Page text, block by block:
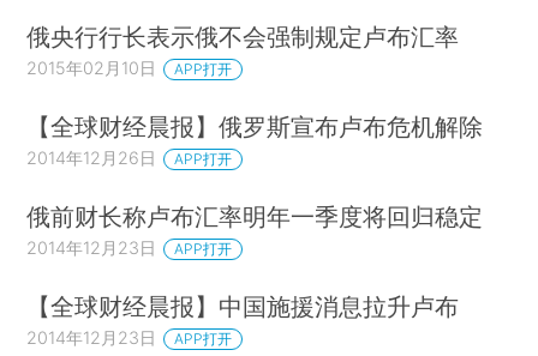
俄央行行长表示俄不会强制规定卢布汇率
2015年02月10日 APP打开
【全球财经晨报】俄罗斯宣布卢布危机解除
2014年12月26日 APP打开
俄前财长称卢布汇率明年一季度将回归稳定
2014年12月23日 APP打开
【全球财经晨报】中国施援消息拉升卢布
2014年12月23日 APP打开